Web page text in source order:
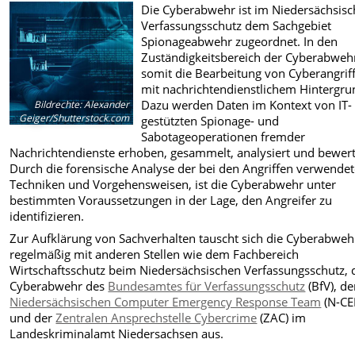
Bildrechte:Alexander
Geiger/Shutterstock.com
Die Cyberabwehr ist im
Verfassungsschutz dem Sachgebiet
Spionageabwehr zugeordnet. In den
Zuständigkeitsbereich der
somit die Bearbeitung von
mit nachrichtendienstlichem
Dazu werden Daten im Kontext von IT-
gestützten Spionage- und
Sabotageoperationen fremder
Nachrichtendienste erhoben, gesammelt, analysiert und
Durch die forensische Analyse der bei den Angriffen
Techniken und Vorgehensweisen, ist die Cyberabwehr unter
bestimmten Voraussetzungen in der Lage, den Angreifer zu
identifizieren.
Zur Aufklärung von Sachverhalten tauscht sich die
regelmäßig mit anderen Stellen wie dem Fachbereich
Wirtschaftsschutz beim Niedersächsischen Verfassungsschutz,
Cyberabwehr des Bundesamtes für Verfassungsschutz (BfV),
Niedersächsischen Computer Emergency Response Team (N-
und derZentralen Ansprechstelle Cybercrime (ZAC) im
Landeskriminalamt Niedersachsen aus.